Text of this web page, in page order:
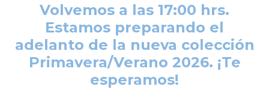
Volvemos a las 17:00 hrs.
Estamos preparando el
adelanto de la nueva colección
Primavera/Verano 2026. ¡Te
esperamos!